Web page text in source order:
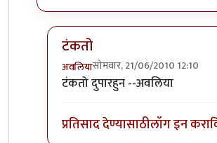
टंकतो
अवलियासोमवार, 21/06/2010 12:10
In reply toकर की मगby
टंकतो दुपारहुन --अवलिया
प्रतिसाद देण्यासाठीलॉग इन करा